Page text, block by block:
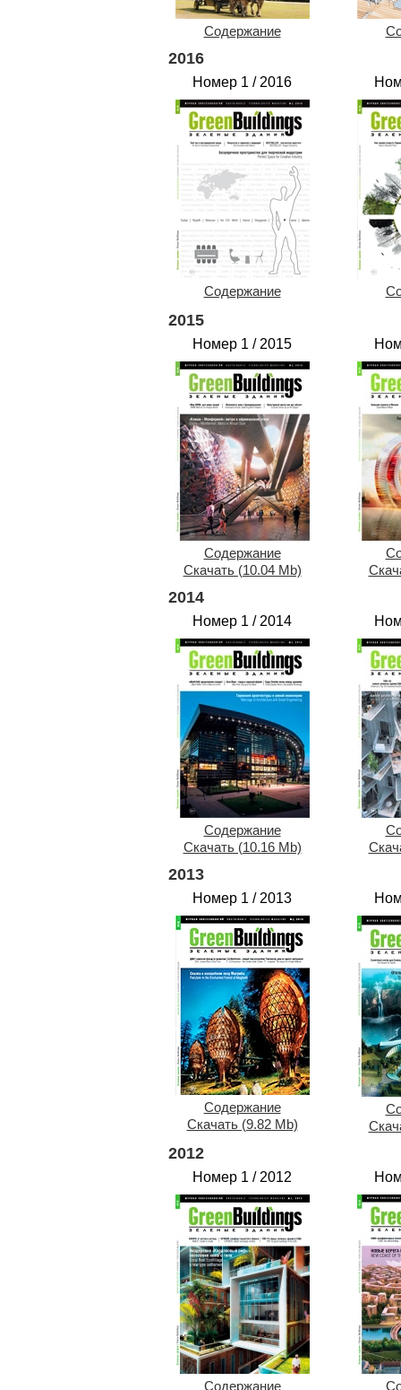
Содержание
2016
Номер 1 / 2016
Содержание
2015
Номер 1 / 2015
Содержание
Скачать (10.04 Mb)
2014
Номер 1 / 2014
Содержание
Скачать (10.16 Mb)
2013
Номер 1 / 2013
Содержание
Скачать (9.82 Mb)
2012
Номер 1 / 2012
Содержание